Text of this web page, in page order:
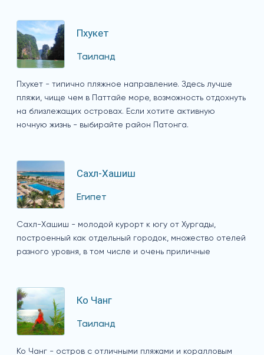
Пхукет
Таиланд
Пхукет - типично пляжное направление. Здесь лучше
пляжи, чище чем в Паттайе море, возможность отдохнуть
на близлежащих островах. Если хотите активную
ночную жизнь - выбирайте район Патонга.
Сахл-Хашиш
Египет
Сахл-Хашиш - молодой курорт к югу от Хургады,
построенный как отдельный городок, множество отелей
разного уровня, в том числе и очень приличные
Ко Чанг
Таиланд
Ко Чанг - остров с отличными пляжами и коралловым